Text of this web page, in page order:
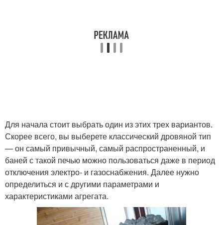
Для начала стоит выбрать один из этих трех вариантов.
Скорее всего, вы выберете классический дровяной тип
— он самый привычный, самый распространенный, и
баней с такой печью можно пользоваться даже в период
отключения электро- и газоснабжения. Далее нужно
определиться и с другими параметрами и
характеристиками агрегата.